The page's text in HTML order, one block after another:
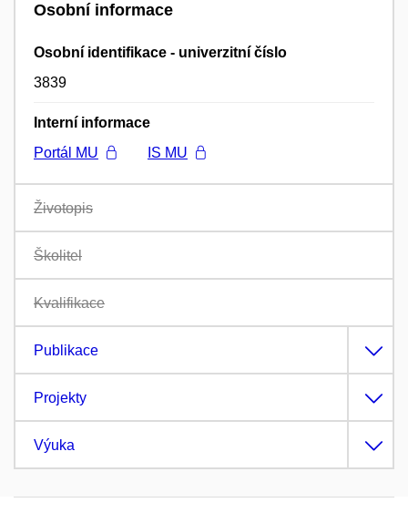
Osobní informace
Osobní identifikace - univerzitní číslo
3839
Interní informace
Portál MU
IS MU
Životopis
Školitel
Kvalifikace
Publikace
Projekty
Výuka